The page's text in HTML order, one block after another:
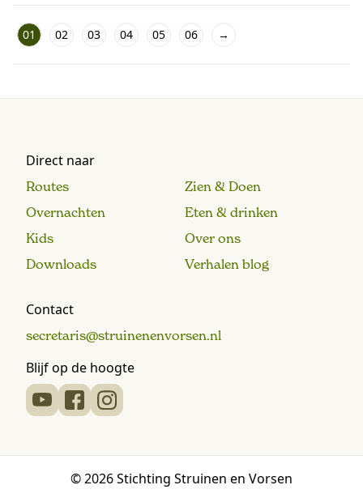
01 02 03 04 05 06 →
Direct naar
Routes
Zien & Doen
Overnachten
Eten & drinken
Kids
Over ons
Downloads
Verhalen blog
Contact
secretaris@struinenenvorsen.nl
Blijf op de hoogte
© 2026 Stichting Struinen en Vorsen